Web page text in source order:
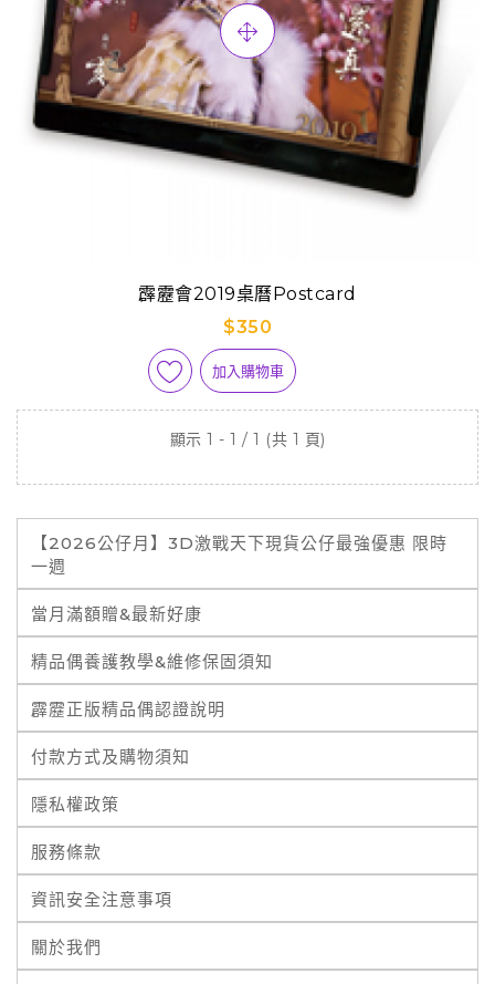
霹靂會2019桌曆Postcard
$350
加入購物車
顯示 1 - 1 / 1 (共 1 頁)
【2026公仔月】3D激戰天下現貨公仔最強優惠 限時
一週
當月滿額贈&最新好康
精品偶養護教學&維修保固須知
霹靂正版精品偶認證說明
付款方式及購物須知
隱私權政策
服務條款
資訊安全注意事項
關於我們